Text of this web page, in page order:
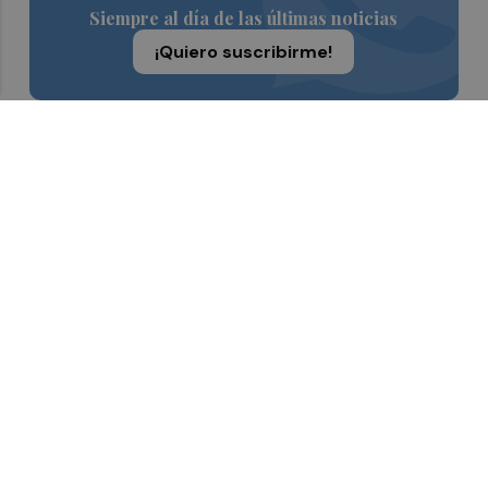
Siempre al día de las últimas noticias
¡Quiero suscribirme!